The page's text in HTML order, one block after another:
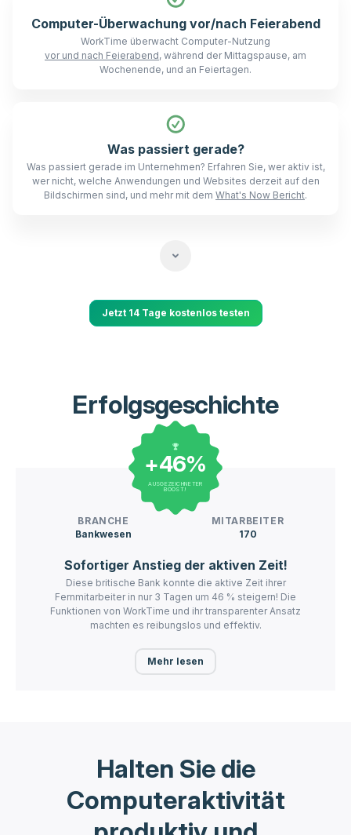
Computer-Überwachung vor/nach Feierabend
WorkTime überwacht Computer-Nutzung
vor und nach Feierabend, während der Mittagspause, am
Wochenende, und an Feiertagen.
Was passiert gerade?
Was passiert gerade im Unternehmen? Erfahren Sie, wer aktiv ist,
wer nicht, welche Anwendungen und Websites derzeit auf den
Bildschirmen sind, und mehr mit dem What's Now Bericht.
Jetzt 14 Tage kostenlos testen
Erfolgsgeschichte
BRANCHE
Bankwesen
MITARBEITER
170
Sofortiger Anstieg der aktiven Zeit!
Diese britische Bank konnte die aktive Zeit ihrer
Fernmitarbeiter in nur 3 Tagen um 46 % steigern! Die
Funktionen von WorkTime und ihr transparenter Ansatz
machten es reibungslos und effektiv.
Mehr lesen
+46%
AUSGEZEICHNETER
BOOST!
Halten Sie die
Computeraktivität